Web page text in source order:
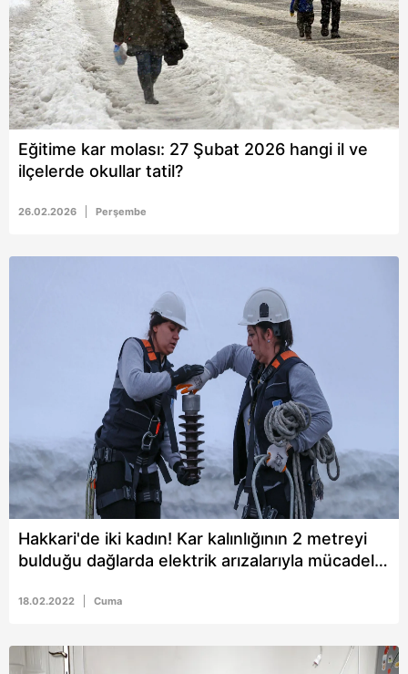
Eğitime kar molası: 27 Şubat 2026 hangi il ve
ilçelerde okullar tatil?
26.02.2026 Perşembe
Hakkari'de iki kadın! Kar kalınlığının 2 metreyi
bulduğu dağlarda elektrik arızalarıyla mücadele
18.02.2022 Cuma